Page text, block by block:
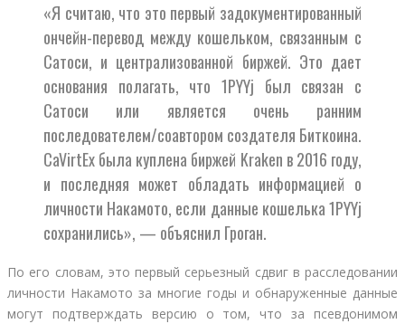
«Я считаю, что это первый задокументированный
ончейн-перевод между кошельком, связанным с
Сатоси, и централизованной биржей. Это дает
основания полагать, что 1PYYj был связан с
Сатоси или является очень ранним
последователем/соавтором создателя Биткоина.
CaVirtEx была куплена биржей Kraken в 2016 году,
и последняя может обладать информацией о
личности Накамото, если данные кошелька 1PYYj
сохранились», — объяснил Гроган.
По его словам, это первый серьезный сдвиг в расследовании
личности Накамото за многие годы и обнаруженные данные
могут подтверждать версию о том, что за псевдонимом